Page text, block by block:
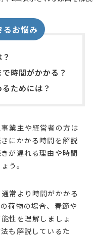
るお悩み
時間がかかる？
ためには？
業主や経営者の方は
にかかる時間を解説
が遅れる理由や時間
う。
常より時間がかかる
荷物の場合、春節や
性を理解しましょ
も解説しているた